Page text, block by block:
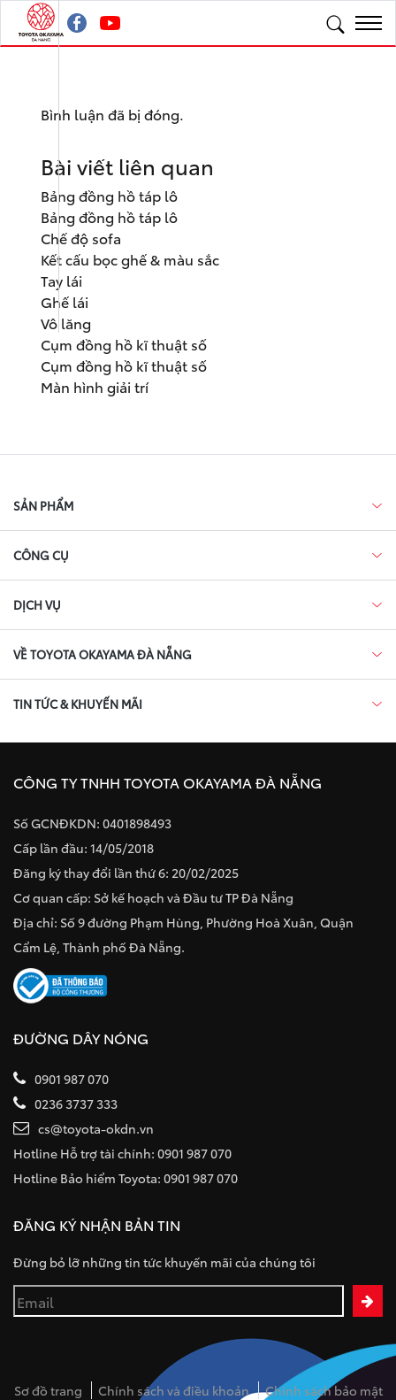
Bình luận đã bị đóng.
Bài viết liên quan
Bảng đồng hồ táp lô
Bảng đồng hồ táp lô
Chế độ sofa
Kết cấu bọc ghế & màu sắc
Tay lái
Ghế lái
Vô lăng
Cụm đồng hồ kĩ thuật số
Cụm đồng hồ kĩ thuật số
Màn hình giải trí
SẢN PHẨM
CÔNG CỤ
DỊCH VỤ
VỀ TOYOTA OKAYAMA ĐÀ NẴNG
TIN TỨC & KHUYẾN MÃI
CÔNG TY TNHH TOYOTA OKAYAMA ĐÀ NẴNG
Số GCNĐKDN: 0401898493
Cấp lần đầu: 14/05/2018
Đăng ký thay đổi lần thứ 6: 20/02/2025
Cơ quan cấp: Sở kế hoạch và Đầu tư TP Đà Nẵng
Địa chỉ: Số 9 đường Phạm Hùng, Phường Hoà Xuân, Quận
Cẩm Lệ, Thành phố Đà Nẵng.
ĐƯỜNG DÂY NÓNG
0901 987 070
0236 3737 333
cs@toyota-okdn.vn
Hotline Hỗ trợ tài chính: 0901 987 070
Hotline Bảo hiểm Toyota: 0901 987 070
ĐĂNG KÝ NHẬN BẢN TIN
Đừng bỏ lỡ những tin tức khuyến mãi của chúng tôi
Sơ đồ trang Chính sách và điều khoản
Chính sách bảo mật